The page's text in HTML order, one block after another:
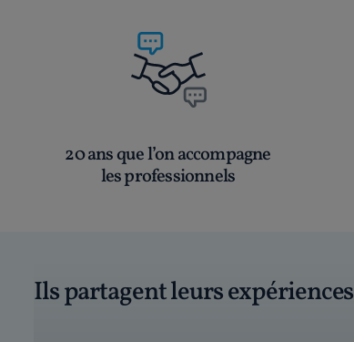
20 ans que l’on accompagne
les professionnels
Ils partagent leurs expériences